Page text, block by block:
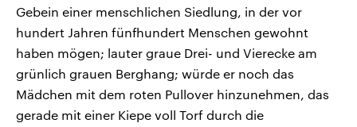
Gebein einer menschlichen Siedlung, in der vor
hundert Jahren fünfhundert Menschen gewohnt
haben mögen; lauter graue Drei- und Vierecke am
grünlich grauen Berghang; würde er noch das
Mädchen mit dem roten Pullover hinzunehmen, das
gerade mit einer Kiepe voll Torf durch die